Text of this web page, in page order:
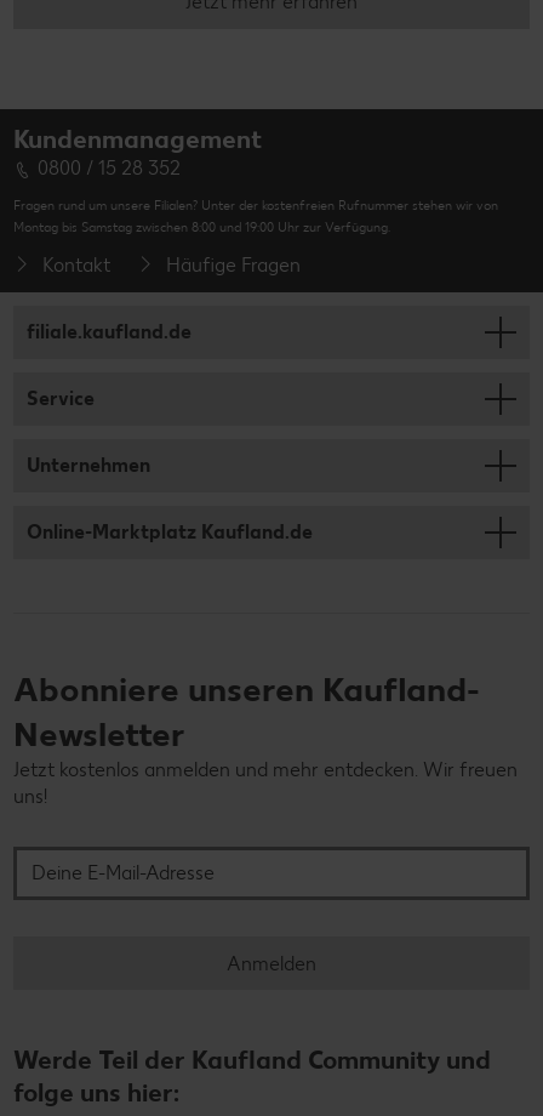
Kundenmanagement
0800 / 15 28 352
Fragen rund um unsere Filialen? Unter der kostenfreien Rufnummer stehen wir von
Montag bis Samstag zwischen 8:00 und 19:00 Uhr zur Verfügung.
Kontakt Häufige Fragen
filiale.kaufland.de
Service
Unternehmen
Online-Marktplatz Kaufland.de
Abonniere unseren Kaufland-
Newsletter
Jetzt kostenlos anmelden und mehr entdecken. Wir freuen
uns!
Anmelden
Werde Teil der Kaufland Community und
folge uns hier: